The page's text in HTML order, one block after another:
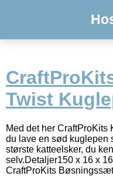
Twist
Med det her
du lave en sød kuglepen
største katteelsker, du
selv.Detaljer150 x 16 x
CraftProKits